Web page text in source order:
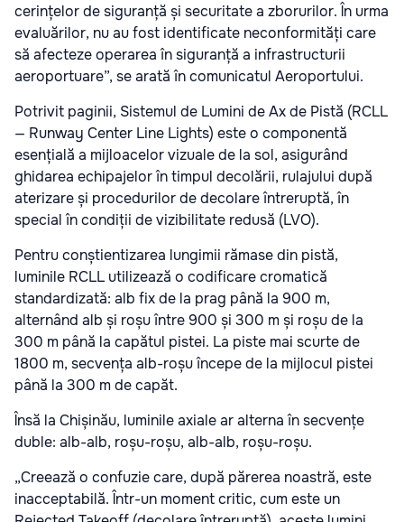
cerințelor de siguranță și securitate a zborurilor. În urma
evaluărilor, nu au fost identificate neconformități care
să afecteze operarea în siguranță a infrastructurii
aeroportuare”, se arată în comunicatul Aeroportului.
Potrivit paginii, Sistemul de Lumini de Ax de Pistă (RCLL
— Runway Center Line Lights) este o componentă
esențială a mijloacelor vizuale de la sol, asigurând
ghidarea echipajelor în timpul decolării, rulajului după
aterizare și procedurilor de decolare întreruptă, în
special în condiții de vizibilitate redusă (LVO).
Pentru conștientizarea lungimii rămase din pistă,
luminile RCLL utilizează o codificare cromatică
standardizată: alb fix de la prag până la 900 m,
alternând alb și roșu între 900 și 300 m și roșu de la
300 m până la capătul pistei. La piste mai scurte de
1800 m, secvența alb-roșu începe de la mijlocul pistei
până la 300 m de capăt.
Însă la Chișinău, luminile axiale ar alterna în secvențe
duble: alb-alb, roșu-roșu, alb-alb, roșu-roșu.
„Creează o confuzie care, după părerea noastră, este
inacceptabilă. Într-un moment critic, cum este un